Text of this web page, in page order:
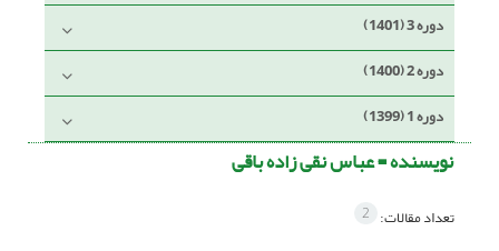
دوره 3 (1401)
دوره 2 (1400)
دوره 1 (1399)
نویسنده =عباس نقی زاده باقی
تعداد مقالات: 2